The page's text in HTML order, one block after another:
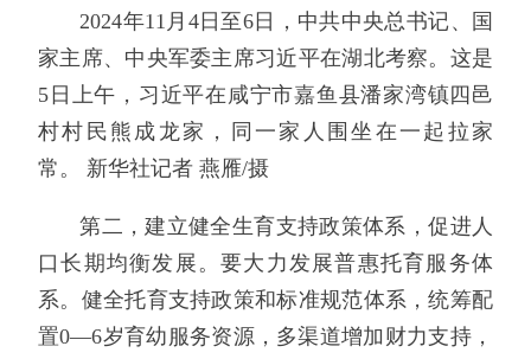
2024年11月4日至6日，中共中央总书记、国
家主席、中央军委主席习近平在湖北考察。这是
5日上午，习近平在咸宁市嘉鱼县潘家湾镇四邑
村村民熊成龙家，同一家人围坐在一起拉家
常。 新华社记者 燕雁/摄
第二，建立健全生育支持政策体系，促进人
口长期均衡发展。要大力发展普惠托育服务体
系。健全托育支持政策和标准规范体系，统筹配
置0—6岁育幼服务资源，多渠道增加财力支持，